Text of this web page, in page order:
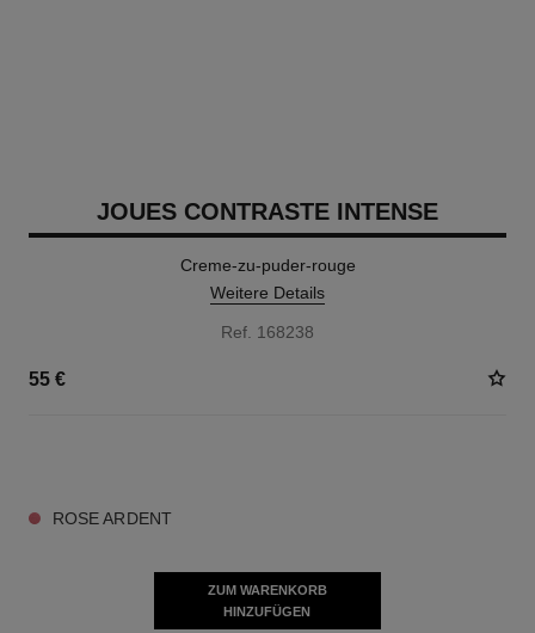
JOUES CONTRASTE INTENSE
Creme-zu-puder-rouge
Weitere Details
Ref. 168238
55 €
ROSE ARDENT
ZUM WARENKORB
HINZUFÜGEN